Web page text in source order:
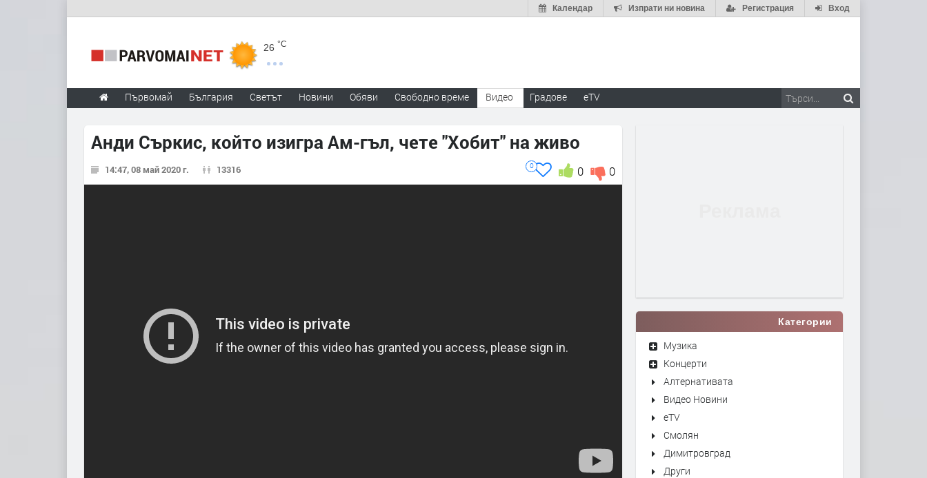
Вход
Регистрация
Изпрати ни новина
Календар
26 °C
Първомай България Светът Новини Обяви Свободно време Видео Градове eTV
Анди Съркис, който изигра Ам-гъл, чете "Хобит" на живо
14:47, 08 май 2020 г. 13316 0
0
0
Категории
Музика
Концерти
Алтернативата
Видео Новини
eTV
Смолян
Димитровград
Други